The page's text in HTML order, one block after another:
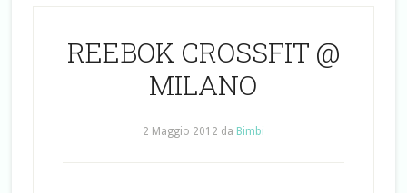
REEBOK CROSSFIT @
MILANO
2 Maggio 2012 da Bimbi